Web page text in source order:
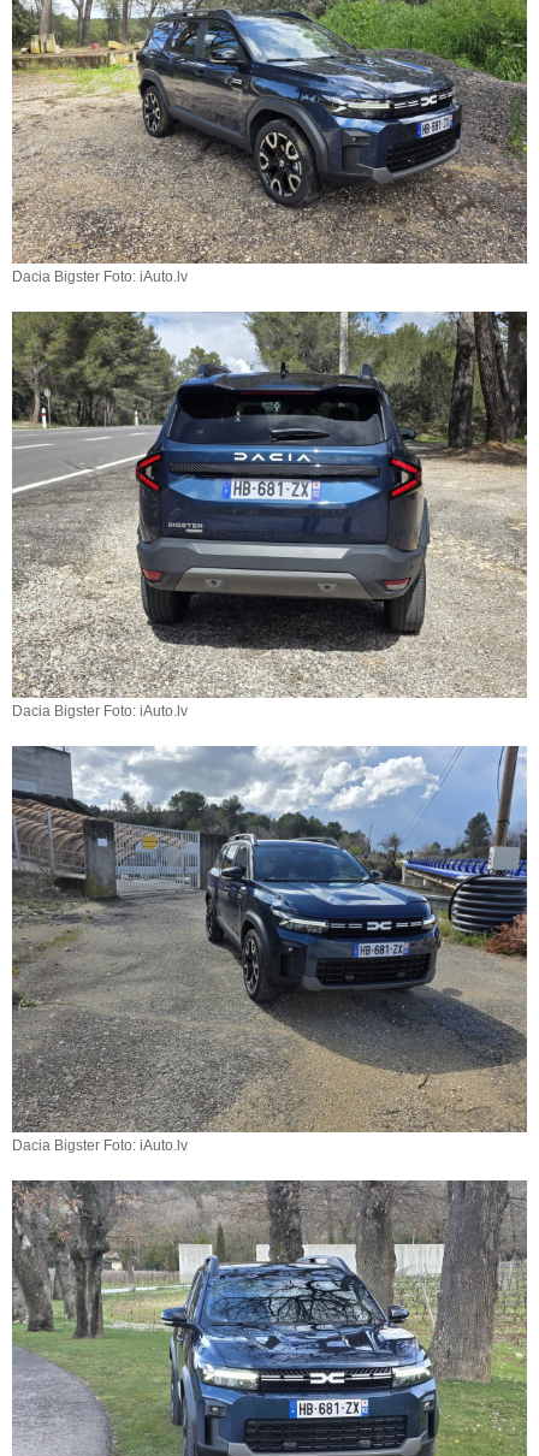
Dacia Bigster Foto: iAuto.lv
Dacia Bigster Foto: iAuto.lv
Dacia Bigster Foto: iAuto.lv